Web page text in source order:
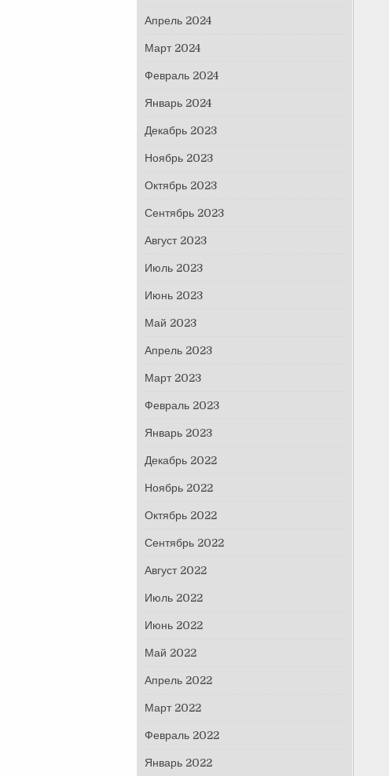
Апрель 2024
Март 2024
Февраль 2024
Январь 2024
Декабрь 2023
Ноябрь 2023
Октябрь 2023
Сентябрь 2023
Август 2023
Июль 2023
Июнь 2023
Май 2023
Апрель 2023
Март 2023
Февраль 2023
Январь 2023
Декабрь 2022
Ноябрь 2022
Октябрь 2022
Сентябрь 2022
Август 2022
Июль 2022
Июнь 2022
Май 2022
Апрель 2022
Март 2022
Февраль 2022
Январь 2022